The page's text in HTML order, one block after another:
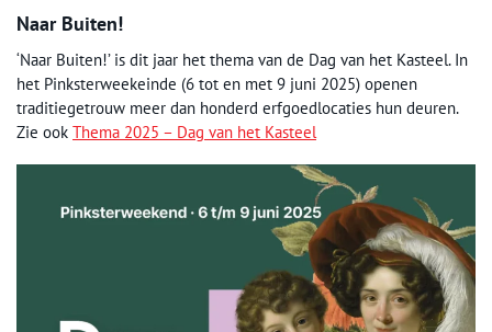
Naar Buiten!
‘Naar Buiten!’ is dit jaar het thema van de Dag van het Kasteel. In
het Pinksterweekeinde (6 tot en met 9 juni 2025) openen
traditiegetrouw meer dan honderd erfgoedlocaties hun deuren.
Zie ook Thema 2025 – Dag van het Kasteel